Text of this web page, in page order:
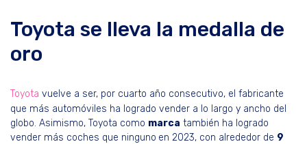
Toyota se lleva la medalla de
oro
Toyota vuelve a ser, por cuarto año consecutivo, el fabricante
que más automóviles ha logrado vender a lo largo y ancho del
globo. Asimismo, Toyota como marca también ha logrado
vender más coches que ninguno en 2023, con alrededor de 9